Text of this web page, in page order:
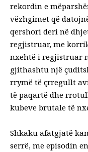
rekordin e
vëzhgimet që
qershori deri në
regjistruar, me
nxehtë i regjistruar
gjithashtu një
rrymë të çrregullt
të paqartë dhe
kubeve brutale të
Shkaku afatgjatë
serrë, me episodin